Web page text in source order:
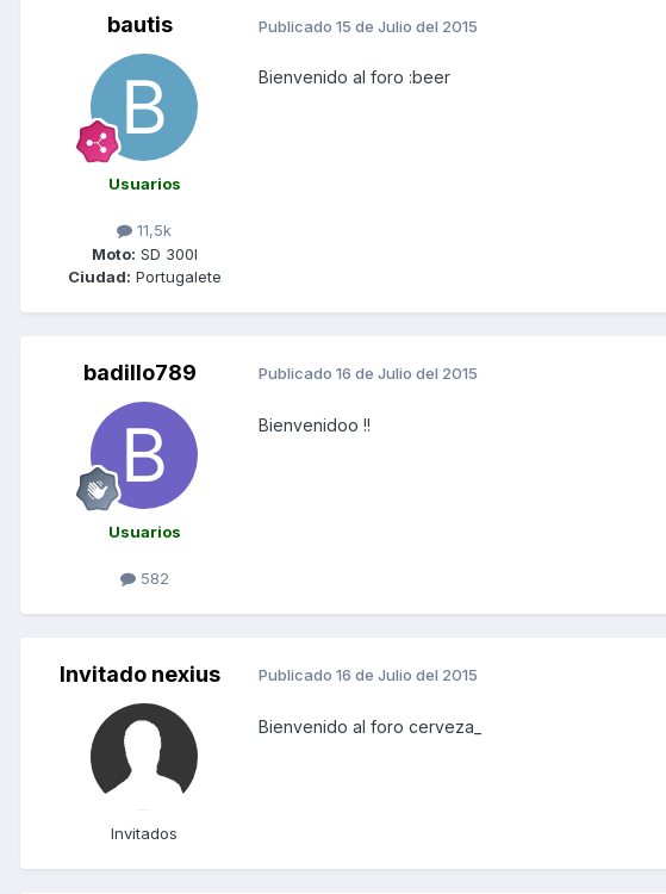
bautis
Usuarios
11,5k
Moto: SD 300I
Ciudad: Portugalete
Publicado 15 de Julio del 2015
Bienvenido al foro :beer
badillo789
Usuarios
582
Publicado 16 de Julio del 2015
Bienvenidoo !!
Invitado nexius
Invitados
Publicado 16 de Julio del 2015
Bienvenido al foro cerveza_